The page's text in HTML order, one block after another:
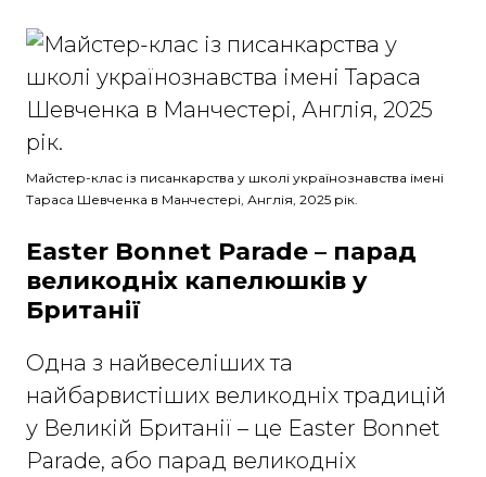
Майстер-клас із писанкарства у школі українознавства імені
Тараса Шевченка в Манчестері, Англія, 2025 рік.
Easter Bonnet Parade – парад
великодніх капелюшків у
Британії
Одна з найвеселіших та
найбарвистіших великодніх традицій
у Великій Британії – це Easter Bonnet
Parade, або парад великодніх